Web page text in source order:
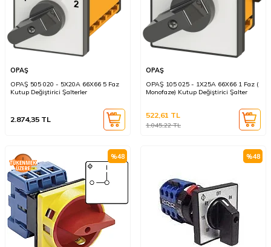
OPAŞ
OPAŞ 505 020 - 5X20A 66X66 5 Faz
Kutup Değiştirici Şalterler
2.874,35 TL
OPAŞ
OPAŞ 105 025 - 1X25A 66X66 1 Faz (
Monofaze) Kutup Değiştirici Şalter
1.045,22TL
522,61 TL
%48 %48